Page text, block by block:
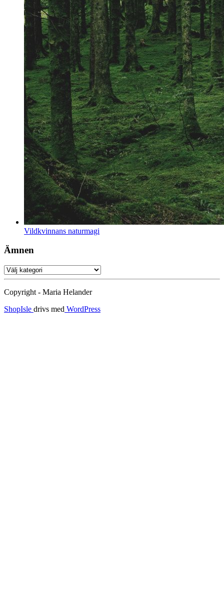
Vildkvinnans naturmagi
Ämnen
Ämnen
Copyright - Maria Helander
ShopIsle drivs med WordPress